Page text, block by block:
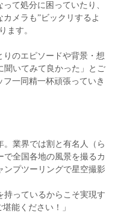
て処分に困っていたり、
メラも”ビックリするよ
ます。
のエピソードや背景・想
聞いてみて良かった」とご
一同精一杯頑張っていき
。業界では割と有名人（ら
で全国各地の風景を撮るカ
ンプツーリングで星空撮影
持っているからこそ実現す
能ください！」